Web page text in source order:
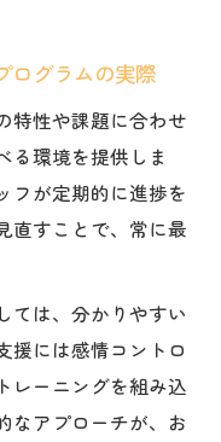
空間作り
親子の信頼関係
長ストーリー
支援で叶う成長
な成功体験
践例と成長事例
の新たな一面
える自信と成長
ログラムの実際
特性や課題に合わせ
る環境を提供しま
フが定期的に進捗を
直すことで、常に最
ては、分かりやすい
援には感情コントロ
レーニングを組み込
なアプローチが、お